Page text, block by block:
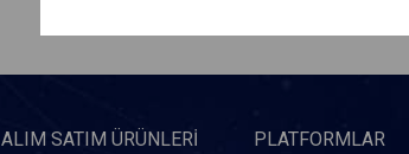
ALIM SATIM ÜRÜNLERI PLATFORMLAR